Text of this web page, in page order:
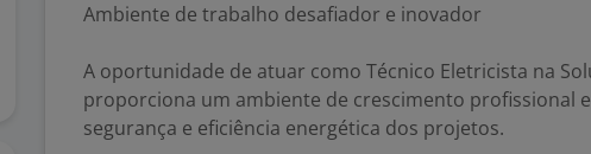
Ambiente de trabalho desafiador e inovador
A oportunidade de atuar como Técnico Eletricista na
proporciona um ambiente de crescimento profissional
segurança e eficiência energética dos projetos.